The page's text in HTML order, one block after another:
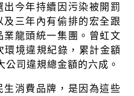
今年持續因污染被開罰
三年內有偷排的宏全跟
龍頭統一集團。曾虹文
境違規紀錄，累計金額
司違規總金額的六成。
消費品牌，是因為這些